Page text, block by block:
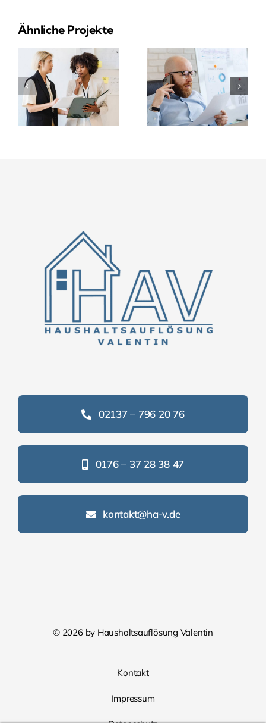
Ähnliche Projekte
Financial
Growth
Project
Data
Analysis
Project
02137 – 796 20 76
0176 – 37 28 38 47
kontakt@ha-v.de
© 2026 by Haushaltsauflösung Valentin
Kontakt
Impressum